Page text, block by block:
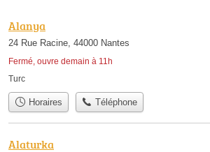
Alanya
24 Rue Racine, 44000 Nantes
Fermé, ouvre demain à 11h
Turc
Horaires Téléphone
Alaturka